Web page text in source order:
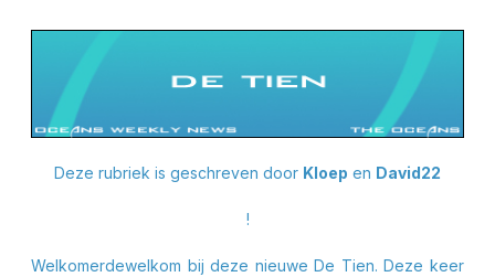
Deze rubriek is geschreven door Kloep en David22
!
Welkomerdewelkom bij deze nieuwe De Tien. Deze keer